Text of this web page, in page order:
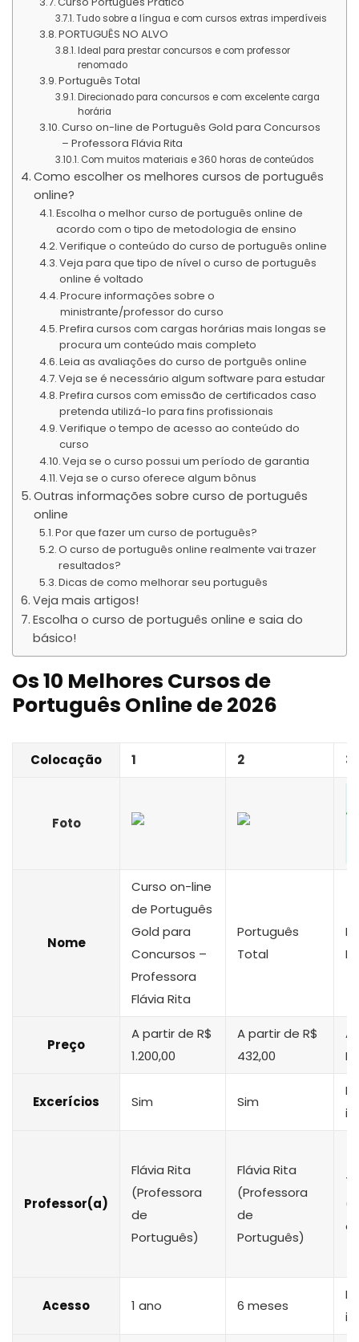
Tudo sobre a língua e com cursos extras imperdíveis
PORTUGUÊS NO ALVO
Ideal para prestar concursos e com professor
renomado
Português Total
Direcionado para concursos e com excelente carga
horária
Curso on-line de Português Gold para Concursos
– Professora Flávia Rita
Com muitos materiais e 360 horas de conteúdos
Como escolher os melhores cursos de português
online?
Escolha o melhor curso de português online de
acordo com o tipo de metodologia de ensino
Verifique o conteúdo do curso de português online
Veja para que tipo de nível o curso de português
online é voltado
Procure informações sobre o
ministrante/professor do curso
Prefira cursos com cargas horárias mais longas se
procura um conteúdo mais completo
Leia as avaliações do curso de portguês online
Veja se é necessário algum software para estudar
Prefira cursos com emissão de certificados caso
pretenda utilizá-lo para fins profissionais
Verifique o tempo de acesso ao conteúdo do
curso
Veja se o curso possui um período de garantia
Veja se o curso oferece algum bônus
Outras informações sobre curso de português
online
Por que fazer um curso de português?
O curso de português online realmente vai trazer
resultados?
Dicas de como melhorar seu português
Veja mais artigos!
Escolha o curso de português online e saia do
básico!
Os 10 Melhores Cursos de
Português Online de 2026
Colocação 1 2 3
Foto
Nome
Curso on-line
de Português
Gold para
Concursos –
Professora
Flávia Rita
Português
Total
Preço
A partir de R$
1.200,00
A partir de R$
432,00
A
Excerícios Sim Sim
Professor(a)
Flávia Rita
(Professora
de
Português)
Flávia Rita
(Professora
de
Português)
Acesso 1 ano 6 meses